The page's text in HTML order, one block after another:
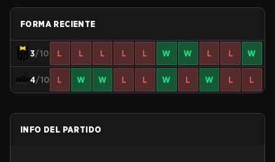
FORMA RECIENTE
3/10 L L L L L W W L L W
4/10 L W W L L W L W L L
INFO DEL PARTIDO